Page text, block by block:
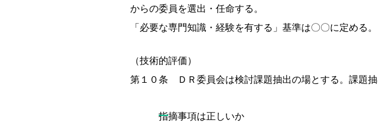
からの委員を選出・任命する。
「必要な専門知識・経験を有する」基準は〇〇に定める。
（技術的評価）
第１０条 ＤＲ委員会は検討課題抽出の場とする。課題
指摘事項は正しいか